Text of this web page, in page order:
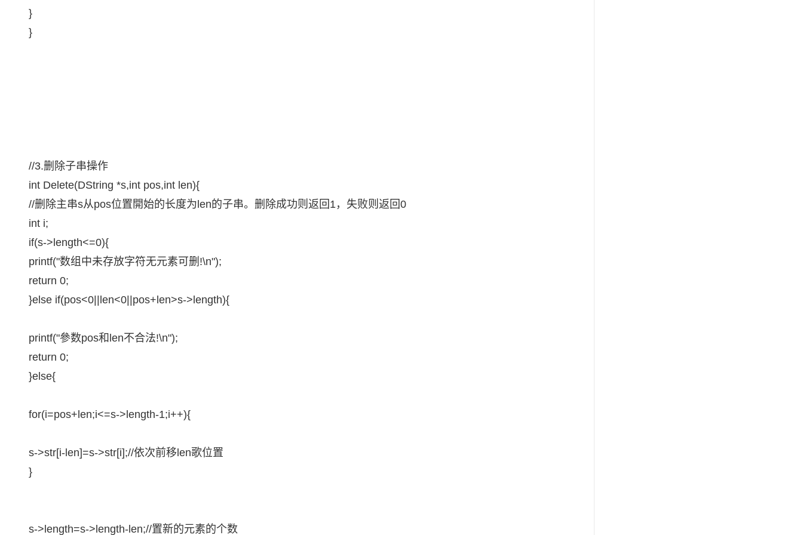
}
}
//3.删除子串操作
int Delete(DString *s,int pos,int len){
//删除主串s从pos位置開始的长度为len的子串。删除成功则返回1，失败则返回0
int i;
if(s->length<=0){
printf("数组中未存放字符无元素可删!\n");
return 0;
}else if(pos<0||len<0||pos+len>s->length){
printf("參数pos和len不合法!\n");
return 0;
}else{
for(i=pos+len;i<=s->length-1;i++){
s->str[i-len]=s->str[i];//依次前移len歌位置
}
s->length=s->length-len;//置新的元素的个数